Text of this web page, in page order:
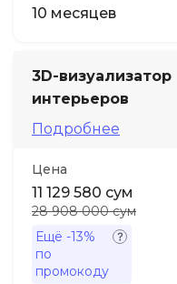
10 месяцев
3D-визуализатор
интерьеров
Подробнее
Цена
11 129 580 сум
28 908 000 сум
Ещё -13%
по
промокоду